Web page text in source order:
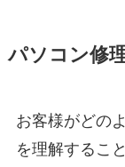
パソコン修
お客様がどの
を理解するこ